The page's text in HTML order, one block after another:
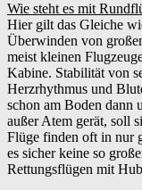
Wie steht es mit
Hier gilt das Gleiche
Überwinden von
meist kleinen
Kabine. Stabilität von
Herzrhythmus und
schon am Boden dann
außer Atem gerät, soll
Flüge finden oft in nur
es sicher keine so
Rettungsflügen mit